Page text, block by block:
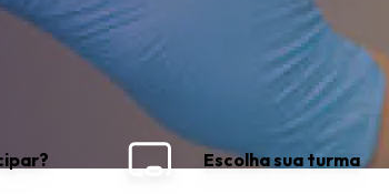
Escolha sua turma